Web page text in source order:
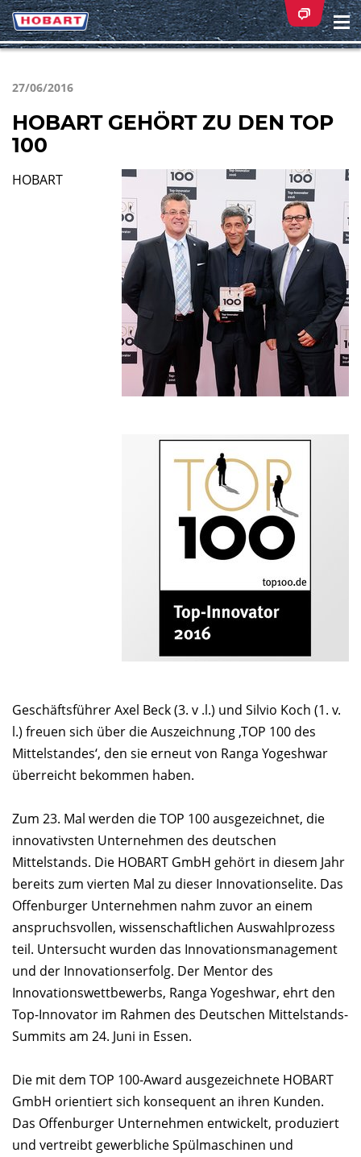
27/06/2016
HOBART GEHÖRT ZU DEN TOP
100
HOBART
Geschäftsführer Axel Beck (3. v .l.) und Silvio Koch (1. v.
l.) freuen sich über die Auszeichnung ‚TOP 100 des
Mittelstandes‘, den sie erneut von Ranga Yogeshwar
überreicht bekommen haben.
Zum 23. Mal werden die TOP 100 ausgezeichnet, die
innovativsten Unternehmen des deutschen
Mittelstands. Die HOBART GmbH gehört in diesem Jahr
bereits zum vierten Mal zu dieser Innovationselite. Das
Offenburger Unternehmen nahm zuvor an einem
anspruchsvollen, wissenschaftlichen Auswahlprozess
teil. Untersucht wurden das Innovationsmanagement
und der Innovationserfolg. Der Mentor des
Innovationswettbewerbs, Ranga Yogeshwar, ehrt den
Top-Innovator im Rahmen des Deutschen Mittelstands-
Summits am 24. Juni in Essen.
Die mit dem TOP 100-Award ausgezeichnete HOBART
GmbH orientiert sich konsequent an ihren Kunden.
Das Offenburger Unternehmen entwickelt, produziert
und vertreibt gewerbliche Spülmaschinen und